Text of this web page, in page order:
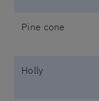
Pine cone
Holly